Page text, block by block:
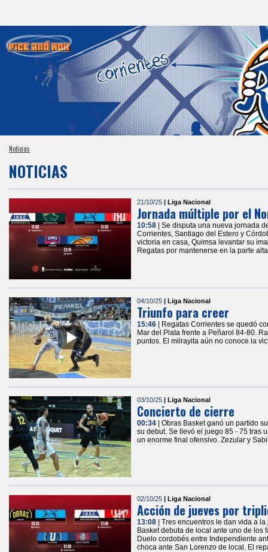
Noticias
NOTICIAS
21/10/25 | Liga Nacional
Jornada múltiple por el
10:58
| Se disputa una nueva jornada
Corrientes, Santiago del Estero y
victoria en casa, Quimsa levantar su
Regatas por mantenerse en la parte
04/10/25 | Liga Nacional
Triunfo para creer
15:46
| Regatas Corrientes se quedó
Mar del Plata frente a Peñarol 84-80.
puntos. El milrayita aún no conoce la
03/10/25 | Liga Nacional
Concierto de cierre
00:34
| Obras Basket ganó un partido
su debut. Se llevó el juego 85 - 75 tras
un enorme final ofensivo. Zezular y
02/10/25 | Liga Nacional
Acción de jueves por
13:08
| Tres encuentros le dan vida a
Basket debuta de local ante uno de los
Duelo cordobés entre Independiente
choca ante San Lorenzo de local. El